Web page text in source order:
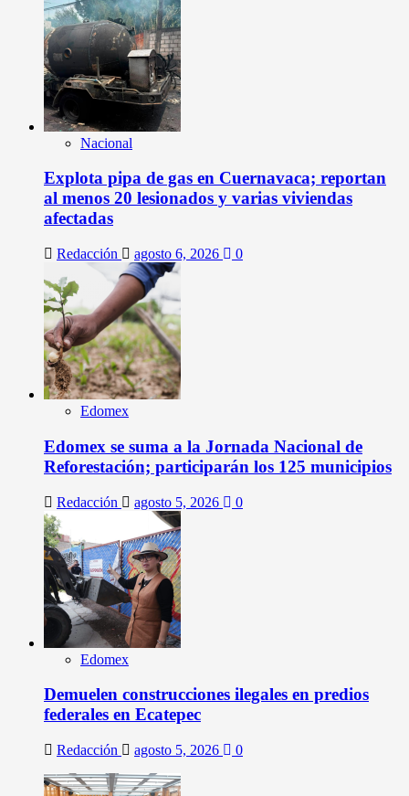
Nacional
Explota pipa de gas en Cuernavaca; reportan
al menos 20 lesionados y varias viviendas
afectadas
Redacción agosto 6, 2026 0
Edomex
Edomex se suma a la Jornada Nacional de
Reforestación; participarán los 125 municipios
Redacción agosto 5, 2026 0
Edomex
Demuelen construcciones ilegales en predios
federales en Ecatepec
Redacción agosto 5, 2026 0